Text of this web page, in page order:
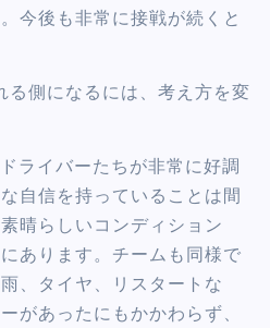
今後も非常に接戦が続くと
る側になるには、考え方を変
ライバーたちが非常に好調
自信を持っていることは間
晴らしいコンディション
あります。チームも同様で
、タイヤ、リスタートな
があったにもかかわらず、